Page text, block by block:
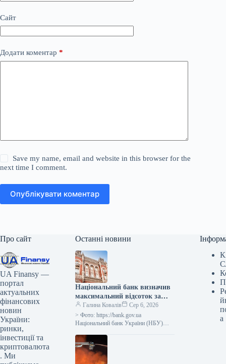
Сайт
Додати коментар *
Save my name, email and website in this browser for the
next time I comment.
Опублікувати коментар
Про сайт
UA Finansy —
портал
актуальних
фінансових
новин
України:
ринки,
інвестиції та
криптовалюта
. Ми
Останні новини
Національний банк визначив
максимальний відсоток за
тримісячними депозитними
сертифікатами, який
дорівнює обліковій ставці
Галина Ковалів
Сер 6, 2026
> Фото: https://bank.gov.ua
Національний банк України (НБУ)
тримісячними депозитними
сертифікатами, що підлягають
обмеженню, на рівні
а